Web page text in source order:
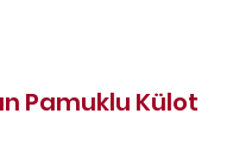
Pamuklu Külot